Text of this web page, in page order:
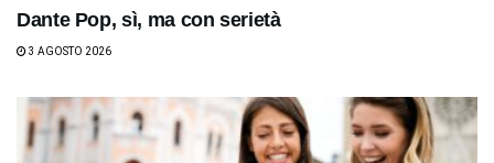
Dante Pop, sì, ma con serietà
3 AGOSTO 2026